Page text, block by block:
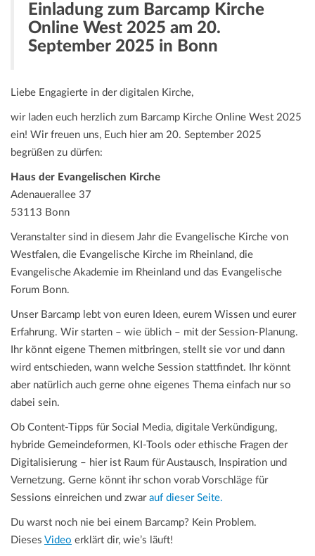
Einladung zum Barcamp Kirche
Online West 2025 am 20.
September 2025 in Bonn
Liebe Engagierte in der digitalen Kirche,
wir laden euch herzlich zum Barcamp Kirche Online West 2025
ein! Wir freuen uns, Euch hier am 20. September 2025
begrüßen zu dürfen:
Haus der Evangelischen Kirche
Adenauerallee 37
53113 Bonn
Veranstalter sind in diesem Jahr die Evangelische Kirche von
Westfalen, die Evangelische Kirche im Rheinland, die
Evangelische Akademie im Rheinland und das Evangelische
Forum Bonn.
Unser Barcamp lebt von euren Ideen, eurem Wissen und eurer
Erfahrung. Wir starten – wie üblich – mit der Session-Planung.
Ihr könnt eigene Themen mitbringen, stellt sie vor und dann
wird entschieden, wann welche Session stattfindet. Ihr könnt
aber natürlich auch gerne ohne eigenes Thema einfach nur so
dabei sein.
Ob Content-Tipps für Social Media, digitale Verkündigung,
hybride Gemeindeformen, KI-Tools oder ethische Fragen der
Digitalisierung – hier ist Raum für Austausch, Inspiration und
Vernetzung. Gerne könnt ihr schon vorab Vorschläge für
Sessions einreichen und zwar auf dieser Seite.
Du warst noch nie bei einem Barcamp? Kein Problem.
Dieses Video erklärt dir, wie’s läuft!